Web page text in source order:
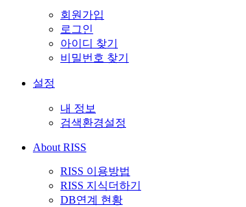
회원가입
로그인
아이디 찾기
비밀번호 찾기
설정
내 정보
검색환경설정
About RISS
RISS 이용방법
RISS 지식더하기
DB연계 현황